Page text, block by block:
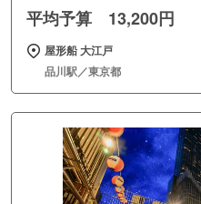
平均予算 13,200円
屋形船 大江戸
品川駅／東京都